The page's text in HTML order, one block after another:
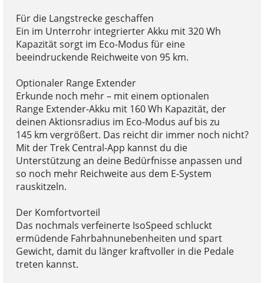
Für die Langstrecke geschaffen
Ein im Unterrohr integrierter Akku mit 320 Wh
Kapazität sorgt im Eco-Modus für eine
beeindruckende Reichweite von 95 km.
Optionaler Range Extender
Erkunde noch mehr – mit einem optionalen
Range Extender-Akku mit 160 Wh Kapazität, der
deinen Aktionsradius im Eco-Modus auf bis zu
145 km vergrößert. Das reicht dir immer noch nicht?
Mit der Trek Central-App kannst du die
Unterstützung an deine Bedürfnisse anpassen und
so noch mehr Reichweite aus dem E-System
rauskitzeln.
Der Komfortvorteil
Das nochmals verfeinerte IsoSpeed schluckt
ermüdende Fahrbahnunebenheiten und spart
Gewicht, damit du länger kraftvoller in die Pedale
treten kannst.